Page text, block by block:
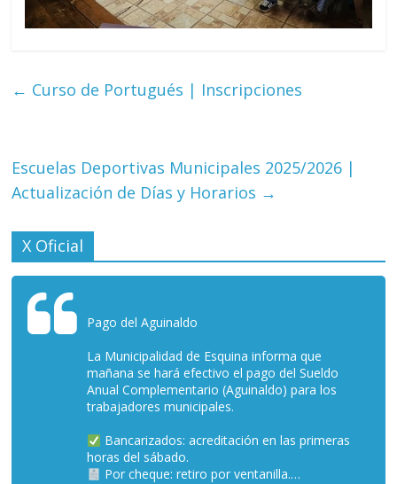
← Curso de Portugués | Inscripciones
Escuelas Deportivas Municipales 2025/2026 |
Actualización de Días y Horarios →
X Oficial
Pago del Aguinaldo
La Municipalidad de Esquina informa que
mañana se hará efectivo el pago del Sueldo
Anual Complementario (Aguinaldo) para los
trabajadores municipales.
Bancarizados: acreditación en las primeras
horas del sábado.
Por cheque: retiro por ventanilla.…